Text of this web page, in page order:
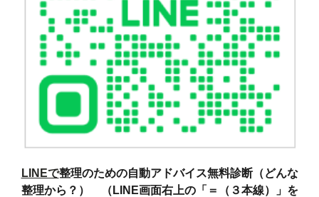
LINEで整理のための自動アドバイス無料診断（どんな
整理から？） （LINE画面右上の「＝（３本線）」を